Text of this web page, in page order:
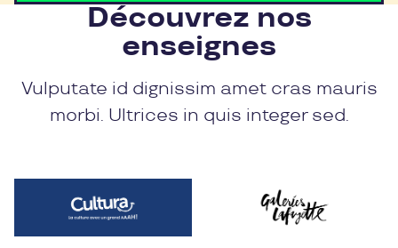
Découvrez nos
enseignes
Vulputate id dignissim amet cras mauris
morbi. Ultrices in quis integer sed.